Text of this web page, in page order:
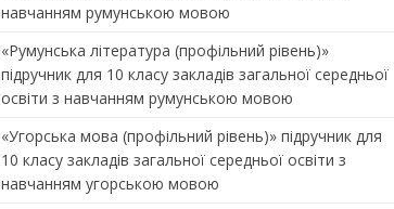
навчанням румунською мовою
«Румунська література (профільний рівень)»
підручник для 10 класу закладів загальної середньої
освіти з навчанням румунською мовою
«Угорська мова (профільний рівень)» підручник для
10 класу закладів загальної середньої освіти з
навчанням угорською мовою